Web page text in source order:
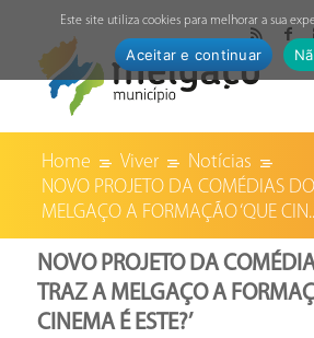
Home Viver
Notícias
NOVO PROJETO DA COMÉDIAS
MELGAÇO A FORMAÇÃO ‘QUE
NOVO PROJETO DA
TRAZ A MELGAÇO A
CINEMA É ESTE?’
Este site utiliza cookies para melhorar a sua
Aceitar e continuar